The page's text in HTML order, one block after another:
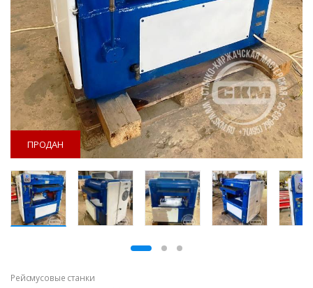
ПРОДАН
ПРОДАН
Рейсмусовые станки